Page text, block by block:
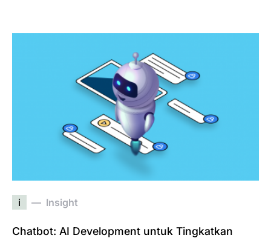
i Insight
Chatbot: AI Development untuk Tingkatkan